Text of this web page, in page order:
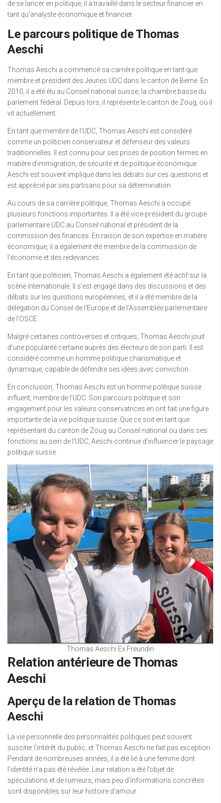
de se lancer en politique, il a travaillé dans le secteur financier en
tant qu’analyste économique et financier.
Le parcours politique de Thomas
Aeschi
Thomas Aeschi a commencé sa carrière politique en tant que
membre et président des Jeunes UDC dans le canton de Berne. En
2010, il a été élu au Conseil national suisse, la chambre basse du
parlement fédéral. Depuis lors, il représente le canton de Zoug, où il
vit actuellement.
En tant que membre de l’UDC, Thomas Aeschi est considéré
comme un politicien conservateur et défenseur des valeurs
traditionnelles. Il est connu pour ses prises de position fermes en
matière d’immigration, de sécurité et de politique économique.
Aeschi est souvent impliqué dans les débats sur ces questions et
est apprécié par ses partisans pour sa détermination.
Au cours de sa carrière politique, Thomas Aeschi a occupé
plusieurs fonctions importantes. Il a été vice-président du groupe
parlementaire UDC au Conseil national et président de la
commission des finances. En raison de son expertise en matière
économique, il a également été membre de la commission de
l’économie et des redevances.
En tant que politicien, Thomas Aeschi a également été actif sur la
scène internationale. Il s’est engagé dans des discussions et des
débats sur les questions européennes, et il a été membre de la
délégation du Conseil de l’Europe et de l’Assemblée parlementaire
de l’OSCE.
Malgré certaines controverses et critiques, Thomas Aeschi jouit
d’une popularité certaine auprès des électeurs de son parti. Il est
considéré comme un homme politique charismatique et
dynamique, capable de défendre ses idées avec conviction.
En conclusion, Thomas Aeschi est un homme politique suisse
influent, membre de l’UDC. Son parcours politique et son
engagement pour les valeurs conservatrices en ont fait une figure
importante de la vie politique suisse. Que ce soit en tant que
représentant du canton de Zoug au Conseil national ou dans ses
fonctions au sein de l’UDC, Aeschi continue d’influencer le paysage
politique suisse.
Thomas Aeschi Ex Freundin
Relation antérieure de Thomas
Aeschi
Aperçu de la relation de Thomas
Aeschi
La vie personnelle des personnalités politiques peut souvent
susciter l’intérêt du public, et Thomas Aeschi ne fait pas exception.
Pendant de nombreuses années, il a été lié à une femme dont
l’identité n’a pas été révélée. Leur relation a été l’objet de
spéculations et de rumeurs, mais peu d’informations concrètes
sont disponibles sur leur histoire d’amour.